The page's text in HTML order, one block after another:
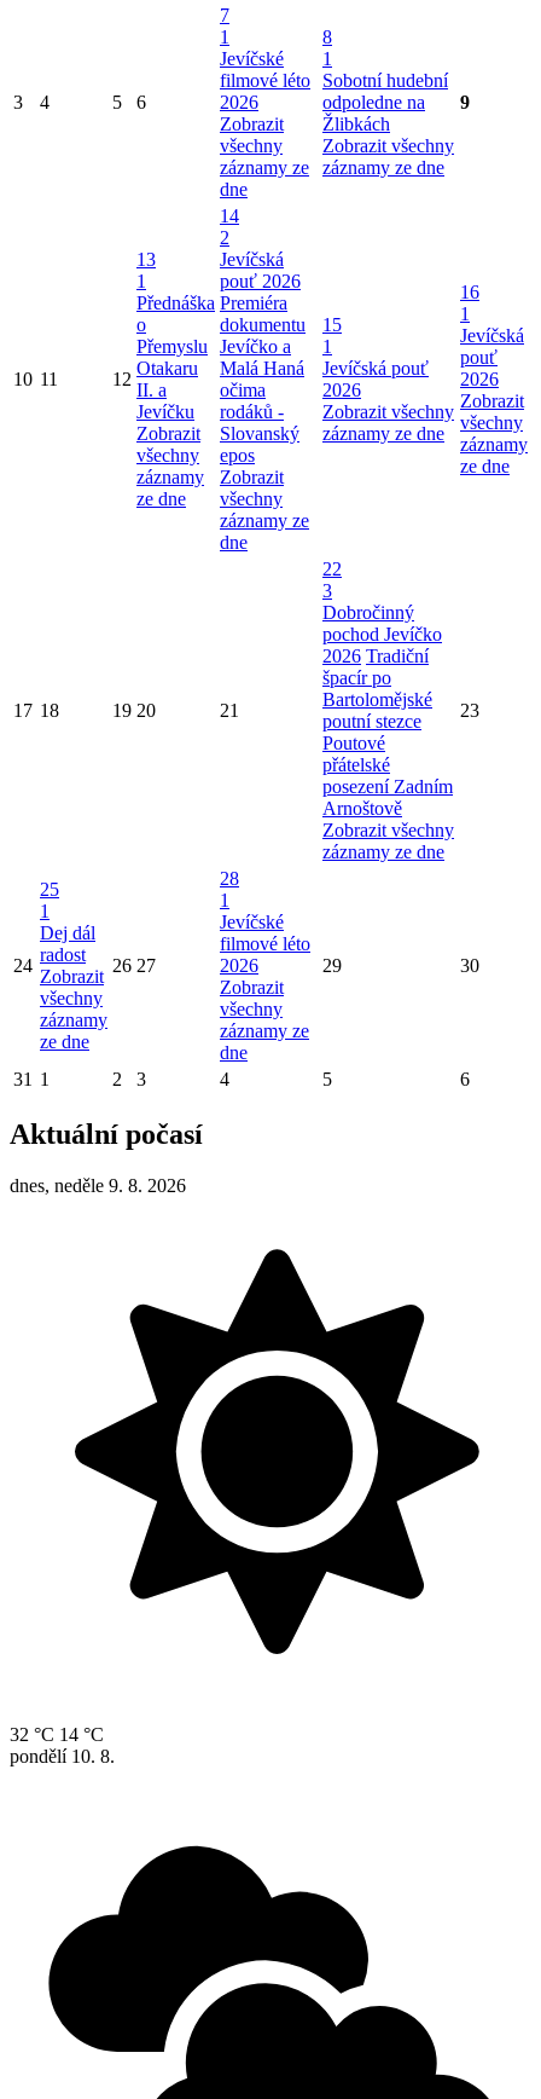
3 4 5 6
7
1
Jevíčské
filmové léto
2026
Zobrazit
všechny
záznamy ze
dne
8
1
Sobotní hudební
odpoledne na
Žlibkách
Zobrazit všechny
záznamy ze dne
9
10 11 12
13
1
Přednáška
o
Přemyslu
Otakaru
II. a
Jevíčku
Zobrazit
všechny
záznamy
ze dne
14
2
Jevíčská
pouť 2026
Premiéra
dokumentu
Jevíčko a
Malá Haná
očima
rodáků -
Slovanský
epos
Zobrazit
všechny
záznamy ze
dne
15
1
Jevíčská pouť
2026
Zobrazit všechny
záznamy ze dne
16
1
Jevíčská
pouť
2026
Zobrazit
všechny
záznamy
ze dne
17 18 19 20 21
22
3
Dobročinný
pochod Jevíčko
2026 Tradiční
špacír po
Bartolomějské
poutní stezce
Poutové
přátelské
posezení Zadním
Arnoštově
Zobrazit všechny
záznamy ze dne
23
24
25
1
Dej dál
radost
Zobrazit
všechny
záznamy
ze dne
26 27
28
1
Jevíčské
filmové léto
2026
Zobrazit
všechny
záznamy ze
dne
29 30
31 1 2 3 4 5 6
Aktuální počasí
dnes, neděle 9. 8. 2026
32 °C 14 °C
pondělí 10. 8.